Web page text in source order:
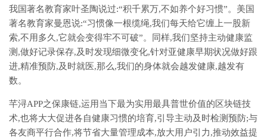
我国著名教育家叶圣陶说过:“积千累万,不如养个好习惯”。美国
著名教育家曼恩说:“习惯像一根缆绳,我们每天给它缠上一股新
索,不用多久,它就会变得牢不可破”。同样,我们坚持主动健康监
测,做好记录保存,及时发现细微变化,针对亚健康早期状况做好跟
进,精准预防,及时就医,那么,我们的身体就会越发健康,越发有
数。
芊浔APP之保康链,运用当下最为实用最具普世价值的区块链技
术,也将大大促进各自健康习惯的培育,引导主动及时检测预防;与
各友商平行合作,将节省大量管理成本,放大用户引力,推动效益提